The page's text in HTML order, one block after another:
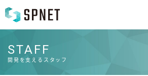
STAFF
開発を支えるスタッフ